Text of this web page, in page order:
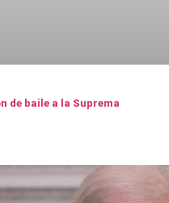
de baile a la Suprema